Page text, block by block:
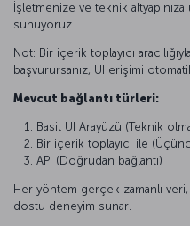
İşletmenize ve teknik
sunuyoruz.
Not: Bir içerik toplayıcı
başvurursanız, UI erişimi
Mevcut bağlantı türleri:
Basit UI Arayüzü (Teknik
Bir içerik toplayıcı ile
API (Doğrudan bağlantı)
Her yöntem gerçek zamanlı veri,
dostu deneyim sunar.